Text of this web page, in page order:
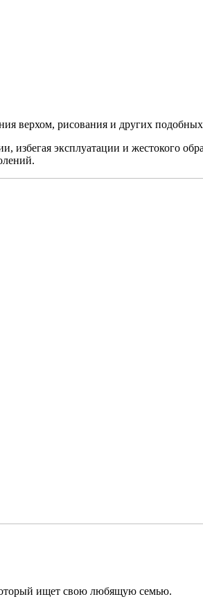
верхом, рисования и других
избегая эксплуатации и
ищет свою любящую семью.